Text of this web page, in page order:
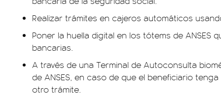
Realizar trámites en cajeros automáticos
Poner la huella digital en los tótems de ANSES
bancarias.
A través de una Terminal de Autoconsulta
de ANSES, en caso de que el beneficiario
otro trámite.